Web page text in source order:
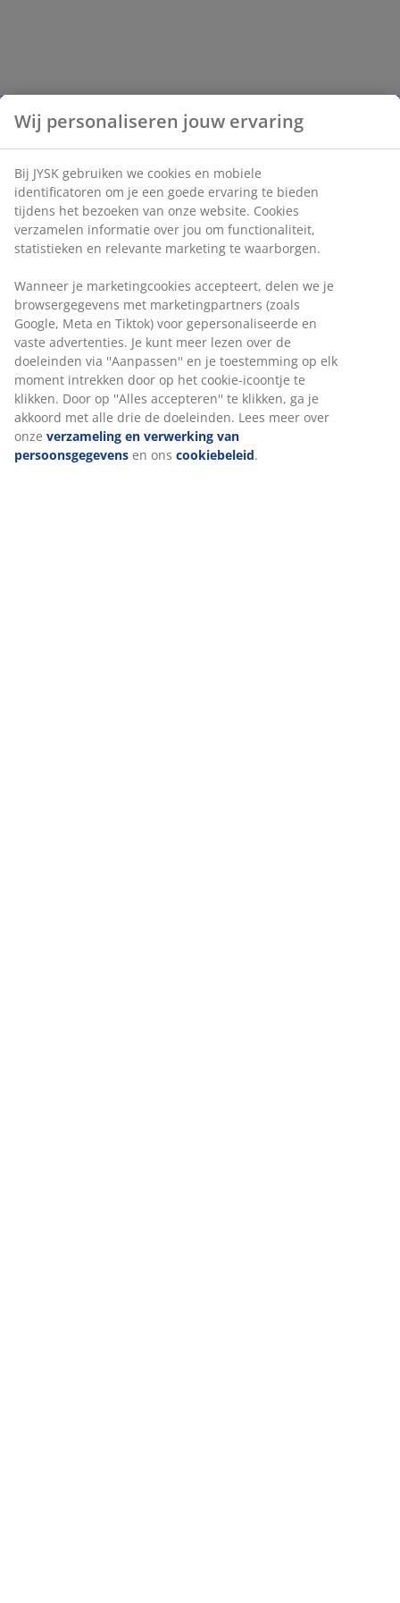
Wij personaliseren jouw ervaring
Bij JYSK gebruiken we cookies en mobiele
identificatoren om je een goede ervaring te bieden
tijdens het bezoeken van onze website. Cookies
verzamelen informatie over jou om functionaliteit,
statistieken en relevante marketing te waarborgen.
Wanneer je marketingcookies accepteert, delen we je
browsergegevens met marketingpartners (zoals
Google, Meta en Tiktok) voor gepersonaliseerde en
vaste advertenties. Je kunt meer lezen over de
doeleinden via ''Aanpassen'' en je toestemming op elk
moment intrekken door op het cookie-icoontje te
klikken. Door op ''Alles accepteren'' te klikken, ga je
akkoord met alle drie de doeleinden. Lees meer over
onze verzameling en verwerking van
persoonsgegevens en ons cookiebeleid.